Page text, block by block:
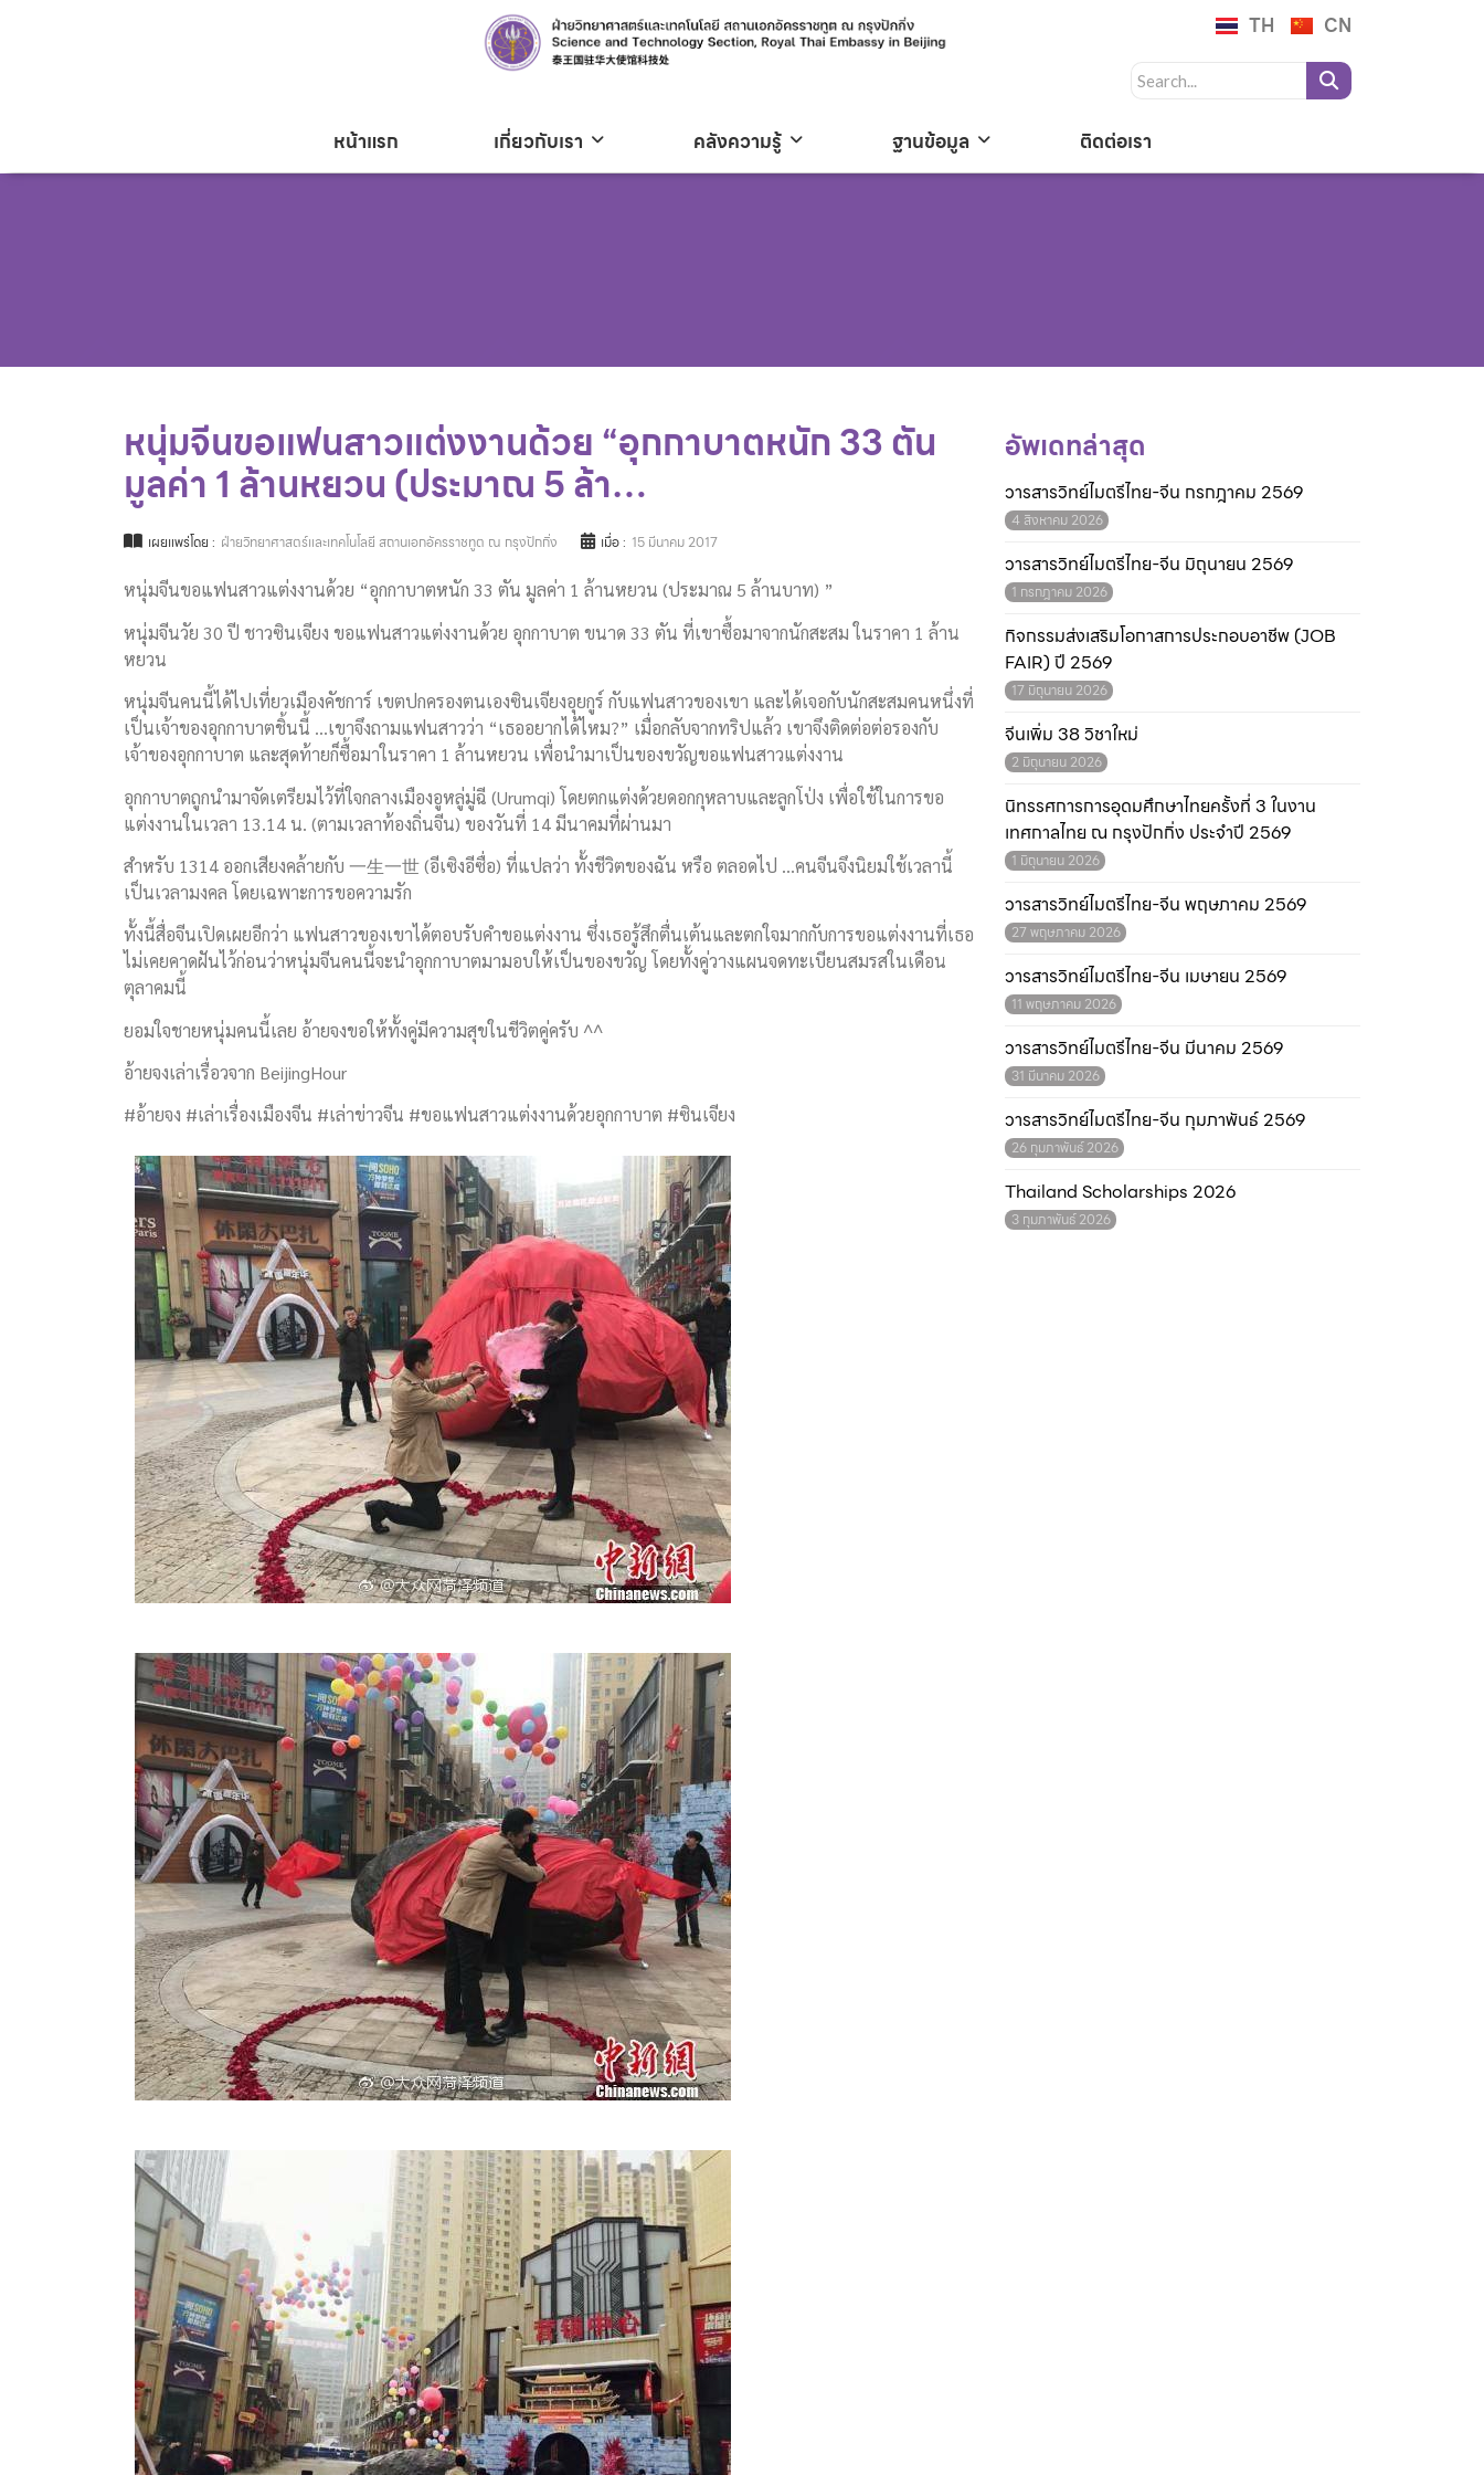
TH CN
หน้าแรก เกี่ยวกับเรา คลังความรู้ ฐานข้อมูล ติดต่อเรา
หนุ่มจีนขอแฟนสาวแต่งงานด้วย “อุกกาบาตหนัก 33 ตัน
มูลค่า 1 ล้านหยวน (ประมาณ 5 ล้า…
เผยแพร่โดย : ฝ่ายวิทยาศาสตร์และเทคโนโลยี สถานเอกอัครราชทูต ณ กรุงปักกิ่ง เมื่อ : 15 มีนาคม 2017
หนุ่มจีนขอแฟนสาวแต่งงานด้วย “อุกกาบาตหนัก 33 ตัน มูลค่า 1 ล้านหยวน (ประมาณ 5 ล้านบาท) ”
หนุ่มจีนวัย 30 ปี ชาวซินเจียง ขอแฟนสาวแต่งงานด้วย อุกกาบาต ขนาด 33 ตัน ที่เขาซื้อมาจากนักสะสม ในราคา 1 ล้าน
หยวน
หนุ่มจีนคนนี้ได้ไปเที่ยวเมืองคัชการ์ เขตปกครองตนเองซินเจียงอุยกูร์ กับแฟนสาวของเขา และได้เจอกับนักสะสมคนหนึ่งที่
เป็นเจ้าของอุกกาบาตชิ้นนี้ …เขาจึงถามแฟนสาวว่า “เธออยากได้ไหม?” เมื่อกลับจากทริปแล้ว เขาจึงติดต่อต่อรองกับ
เจ้าของอุกกาบาต และสุดท้ายก็ซื้อมาในราคา 1 ล้านหยวน เพื่อนำมาเป็นของขวัญขอแฟนสาวแต่งงาน
อุกกาบาตถูกนำมาจัดเตรียมไว้ที่ใจกลางเมืองอูหลู่มู่ฉี (Urumqi) โดยตกแต่งด้วยดอกกุหลาบและลูกโป่ง เพื่อใช้ในการขอ
แต่งงานในเวลา 13.14 น. (ตามเวลาท้องถิ่นจีน) ของวันที่ 14 มีนาคมที่ผ่านมา
สำหรับ 1314 ออกเสียงคล้ายกับ 一生一世 (อีเซิงอีซื่อ) ที่แปลว่า ทั้งชีวิตของฉัน หรือ ตลอดไป …คนจีนจึงนิยมใช้เวลานี้
เป็นเวลามงคล โดยเฉพาะการขอความรัก
ทั้งนี้สื่อจีนเปิดเผยอีกว่า แฟนสาวของเขาได้ตอบรับคำขอแต่งงาน ซึ่งเธอรู้สึกตื่นเต้นและตกใจมากกับการขอแต่งงานที่เธอ
ไม่เคยคาดฝันไว้ก่อนว่าหนุ่มจีนคนนี้จะนำอุกกาบาตมามอบให้เป็นของขวัญ โดยทั้งคู่วางแผนจดทะเบียนสมรสในเดือน
ตุลาคมนี้
ยอมใจชายหนุ่มคนนี้เลย อ้ายจงขอให้ทั้งคู่มีความสุขในชีวิตคู่ครับ ^^
อ้ายจงเล่าเรื่อวจาก BeijingHour
#อ้ายจง #เล่าเรื่องเมืองจีน #เล่าข่าวจีน #ขอแฟนสาวแต่งงานด้วยอุกกาบาต #ซินเจียง
อัพเดทล่าสุด
วารสารวิทย์ไมตรีไทย-จีน กรกฎาคม 2569
4 สิงหาคม 2026
วารสารวิทย์ไมตรีไทย-จีน มิถุนายน 2569
1 กรกฎาคม 2026
กิจกรรมส่งเสริมโอกาสการประกอบอาชีพ (JOB
FAIR) ปี 2569
17 มิถุนายน 2026
จีนเพิ่ม 38 วิชาใหม่
2 มิถุนายน 2026
นิทรรศการการอุดมศึกษาไทยครั้งที่ 3 ในงาน
เทศกาลไทย ณ กรุงปักกิ่ง ประจำปี 2569
1 มิถุนายน 2026
วารสารวิทย์ไมตรีไทย-จีน พฤษภาคม 2569
27 พฤษภาคม 2026
วารสารวิทย์ไมตรีไทย-จีน เมษายน 2569
11 พฤษภาคม 2026
วารสารวิทย์ไมตรีไทย-จีน มีนาคม 2569
31 มีนาคม 2026
วารสารวิทย์ไมตรีไทย-จีน กุมภาพันธ์ 2569
26 กุมภาพันธ์ 2026
Thailand Scholarships 2026
3 กุมภาพันธ์ 2026